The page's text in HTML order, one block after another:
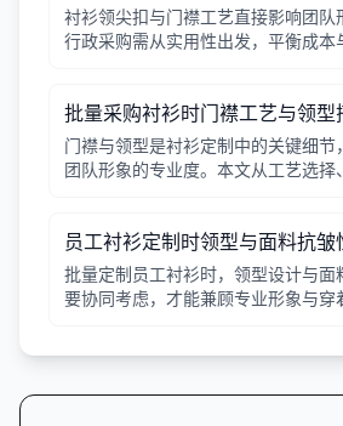
衬衫领尖扣与门襟工艺直接影响团队
行政采购需从实用性出发，平衡成本
批量采购衬衫时门襟工艺与领型
门襟与领型是衬衫定制中的关键细节
团队形象的专业度。本文从工艺选择
员工衬衫定制时领型与面料抗皱
批量定制员工衬衫时，领型设计与面
要协同考虑，才能兼顾专业形象与穿